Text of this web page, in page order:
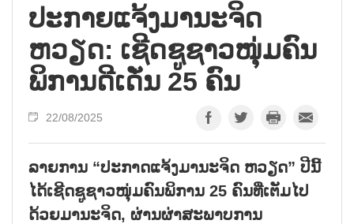
ປະ​ກາຍ​ແຈ້ງ​ມາ​ນະ​ຈິດ
ຫວຽດ​: ເຊີດ​ຊູ​ຊາວ​ໜຸ່ມ​ຄົນ​
ພິ​ການ​ດີ​ເດັ່ນ 25 ຄົນ
22/08/2025
ລາຍການ “ປະກາດແຈ້ງມານະຈິດ ຫວຽດ” ປີນີ້
ໄດ້ເຊີດຊູຊາວໜຸ່ມຄົນພິການ 25 ຄົນທີ່ເຕັມໄປ
ດ້ວຍມານະຈິດ, ຜ່ານຜ່າສະພາບການ